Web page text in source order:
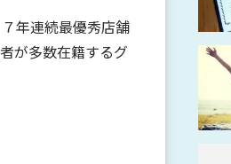
年連続最優秀店舗
が多数在籍するグ